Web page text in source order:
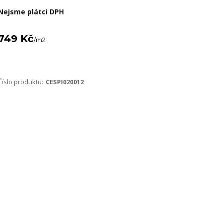
plátci DPH
Kč/m2
produktu: CESPI020012